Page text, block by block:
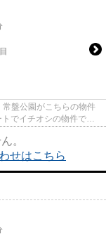
盤公園がこちらの物件
でイチオシの物件で
。
せはこちら